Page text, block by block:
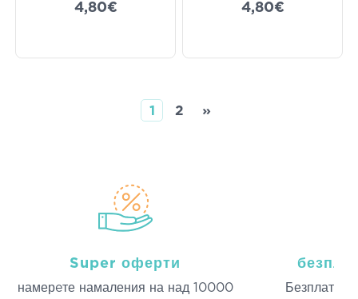
4,80€ 4,80€
1 2 »
Super оферти
намерeте намаления на над 10000
Безплатна